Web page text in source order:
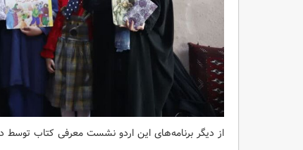
از دیگر برنامه‌های این اردو نشست معرفی کتاب توسط